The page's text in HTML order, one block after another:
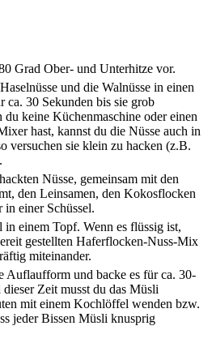
Grad Ober- und Unterhitze vor.
und die Walnüsse in einen
ca. 30 Sekunden bis sie grob
du keine Küchenmaschine oder einen
hast, kannst du die Nüsse auch in
versuchen sie klein zu hacken (z.B.
Nüsse, gemeinsam mit den
den Leinsamen, den Kokosflocken
einer Schüssel.
einem Topf. Wenn es flüssig ist,
gestellten Haferflocken-Nuss-Mix
miteinander.
Auflaufform und backe es für ca. 30-
Zeit musst du das Müsli
mit einem Kochlöffel wenden bzw.
jeder Bissen Müsli knusprig